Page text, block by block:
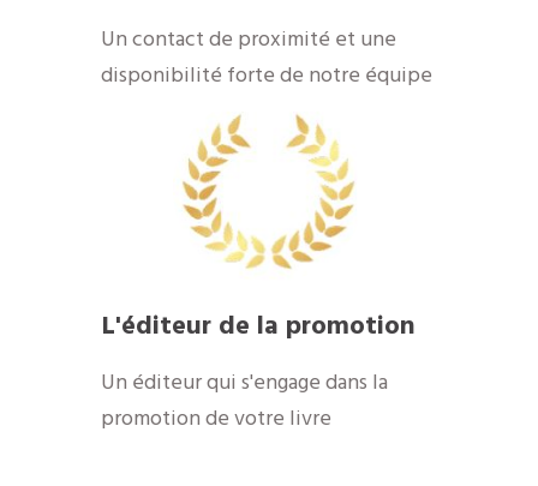
Un contact de proximité et une
disponibilité forte de notre équipe
L'éditeur de la promotion
Un éditeur qui s'engage dans la
promotion de votre livre